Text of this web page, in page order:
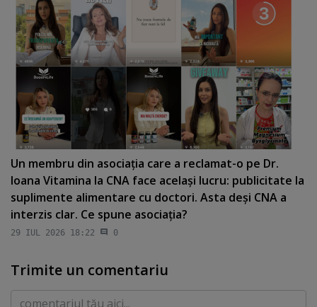
Un membru din asociaţia care a reclamat-o pe Dr.
Ioana Vitamina la CNA face acelaşi lucru: publicitate la
suplimente alimentare cu doctori. Asta deşi CNA a
interzis clar. Ce spune asociaţia?
29 IUL 2026 18:22 0
Trimite un comentariu
Comentariu